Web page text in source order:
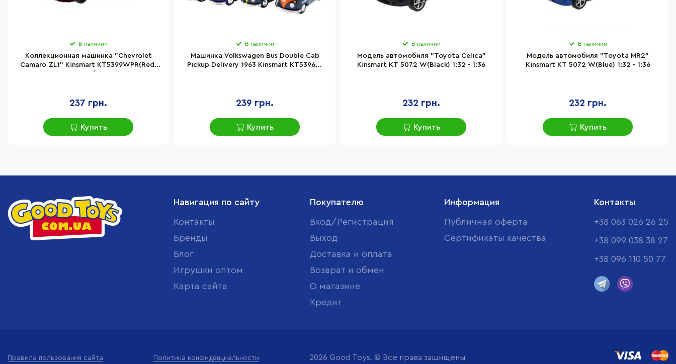
В наличии
Коллекционная машинка "Chevrolet
Camaro ZL1" Kinsmart KT5399WPR(Red)
237 грн.
Купить
В наличии
Машинка Volkswagen Bus Double Cab
Pickup Delivery 1963 Kinsmart KT5396W
239 грн.
Купить
В наличии
Модель автомобиля "Toyota Celica"
Kinsmart KT 5072 W(Black) 1:32 - 1:36
232 грн.
Купить
В наличии
Модель автомобиля "Toyota MR2"
Kinsmart KT 5072 W(Blue) 1:32 - 1:36
232 грн.
Купить
Навигация по сайту
Контакты
Бренды
Блог
Игрушки оптом
Карта сайта
Покупателю
Вход/Регистрация
Выход
Доставка и оплата
Возврат и обмен
О магазине
Кредит
Информация
Публичная оферта
Сертификаты качества
Контакты
+38 063 026 26 25
+38 099 038 38 27
+38 096 110 50 77
Правила пользования сайта Политика конфиденциальности 2026 Good Toys. © Все права защищены